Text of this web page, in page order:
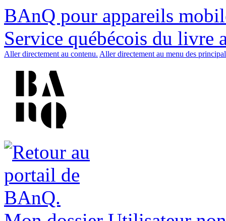
BAnQ pour appareils
Service québécois du livre
Aller directement au contenu. Aller directement au menu des